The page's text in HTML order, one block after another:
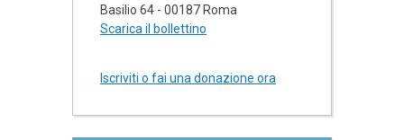
Basilio 64 - 00187 Roma
Scarica il bollettino
Iscriviti o fai una donazione ora